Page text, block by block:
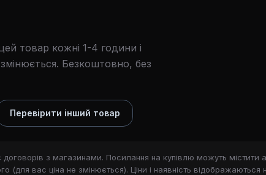
товар кожні 1-4 години і
Безкоштовно, без
Перевірити інший товар
договорів з магазинами. Посилання на купівлю можуть
(для вас ціна не змінюється). Ціни і наявність